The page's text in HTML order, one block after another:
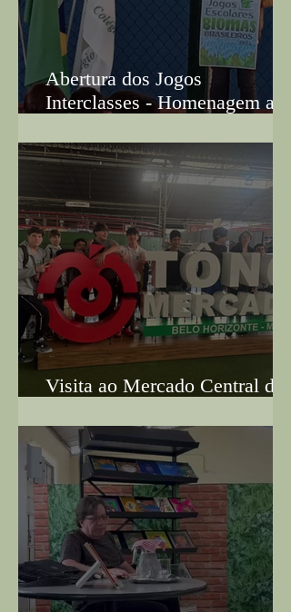
Abertura dos Jogos
Interclasses - Homenagem ao
Visita ao Mercado Central de